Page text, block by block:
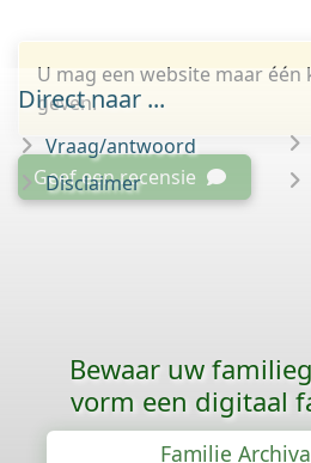
U mag een website maar één
geven.
Geef een recensie
Direct naar ...
Vraag/antwoord
Disclaimer
Bewaar uw
vorm een digitaal
Familie